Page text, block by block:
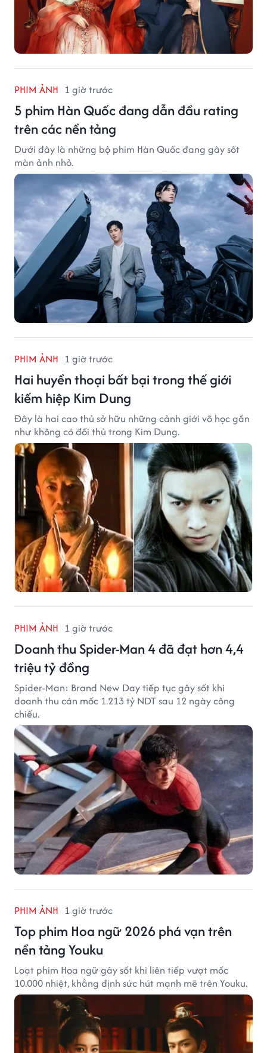
PHIM ẢNH 1 giờ trước
5 phim Hàn Quốc đang dẫn đầu rating
trên các nền tảng
Dưới đây là những bộ phim Hàn Quốc đang gây sốt
màn ảnh nhỏ.
PHIM ẢNH 1 giờ trước
Hai huyền thoại bất bại trong thế giới
kiếm hiệp Kim Dung
Đây là hai cao thủ sở hữu những cảnh giới võ học gần
như không có đối thủ trong Kim Dung.
PHIM ẢNH 1 giờ trước
Doanh thu Spider-Man 4 đã đạt hơn 4,4
triệu tỷ đồng
Spider-Man: Brand New Day tiếp tục gây sốt khi
doanh thu cán mốc 1.213 tỷ NDT sau 12 ngày công
chiếu.
PHIM ẢNH 1 giờ trước
Top phim Hoa ngữ 2026 phá vạn trên
nền tảng Youku
Loạt phim Hoa ngữ gây sốt khi liên tiếp vượt mốc
10.000 nhiệt, khẳng định sức hút mạnh mẽ trên Youku.